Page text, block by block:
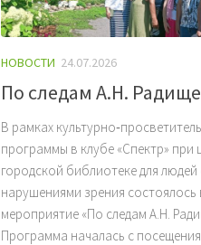
НОВОСТИ 24.07.2026
По следам А.Н.
В рамках
программы в клубе «Спектр» при
городской библиотеке для людей
нарушениями зрения состоялось
мероприятие «По следам А.Н.
Программа началась с